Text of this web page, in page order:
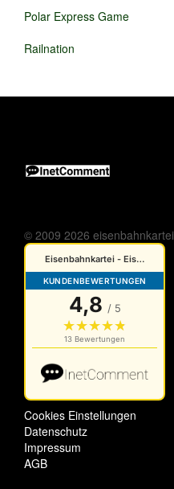
Polar Express Game
Railnation
© 2009 2026
Cookies Einstellungen
Datenschutz
Impressum
AGB